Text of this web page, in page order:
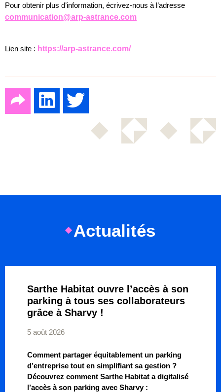
Pour obtenir plus d’information, écrivez-nous à l’adresse
communication@arp-astrance.com
Lien site : https://arp-astrance.com/
Actualités
Sarthe Habitat ouvre l’accès à son
parking à tous ses collaborateurs
grâce à Sharvy !
5 août 2026
Comment partager équitablement un parking
d’entreprise tout en simplifiant sa gestion ?
Découvrez comment Sarthe Habitat a digitalisé
l’accès à son parking avec Sharvy :